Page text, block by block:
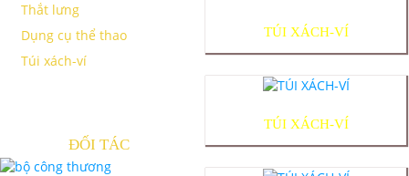
Thắt lưng
Dụng cụ thể thao
Túi xách-ví
ĐỐI TÁC
TÚI XÁCH-VÍ
TÚI XÁCH-VÍ